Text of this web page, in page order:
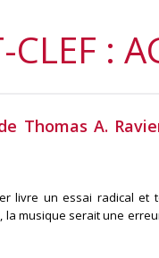
CLEF :
Thomas A.
livre un essai radical et
la musique serait une